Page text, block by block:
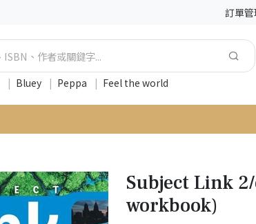
訂單管
| Bluey | Peppa | Feel the world
Subject Link
workbook)